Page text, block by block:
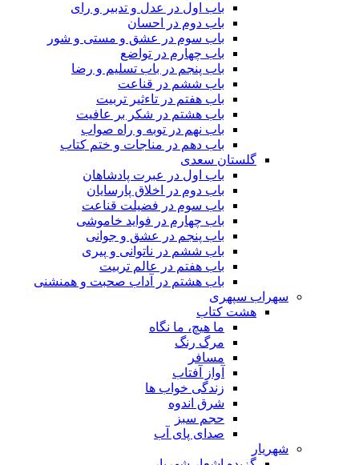
باب اول در عدل و تدبیر و رای
باب دوم در احسان
باب سوم در عشق و مستی و شور
باب چهارم در تواضع
باب پنجم در باب تسلیم و رضا
باب ششم در قناعت
باب هفتم در تاءثیر تربیت
باب هشتم در شکر بر عافیت
باب نهم در توبه و راه صواب
باب دهم در مناجات و ختم کتاب
گلستان سعدی
باب اول در عبرت پادشاهان
باب دوم در اخلاق پارسایان
باب سوم در فضیلت قناعت
باب چهارم در فواید خاموشى
باب پنجم در عشق و جوانى
باب ششم در ناتوانى و پیرى
باب هفتم در عالم تربیت
باب هشتم در آداب صحبت و همنشنى
سهراب سپهری
هشت کتاب
ما هیچ، ما نگاه
مرگ رنگ
مسافر
آواز آفتاب
زندگی خواب ها
شرق اندوه
حجم سبز
صدای پای آب
شهریار